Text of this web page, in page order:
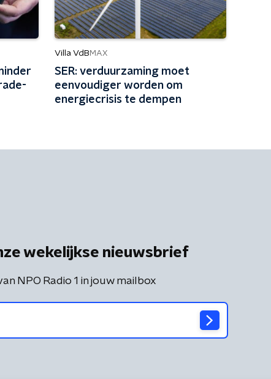
Villa VdB MAX
SER: verduurzaming moet
eenvoudiger worden om
energiecrisis te dempen
wekelijkse nieuwsbrief
NPO Radio 1 in jouw mailbox